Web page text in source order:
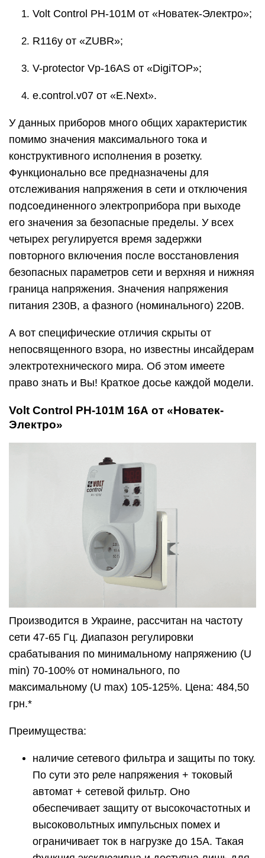
Volt Control РН-101М от «Новатек-Электро»;
R116y от «ZUBR»;
V-protector Vp-16AS от «DigiTOP»;
e.control.v07 от «E.Next».
У данных приборов много общих характеристик
помимо значения максимального тока и
конструктивного исполнения в розетку.
Функционально все предназначены для
отслеживания напряжения в сети и отключения
подсоединенного электроприбора при выходе
его значения за безопасные пределы. У всех
четырех регулируется время задержки
повторного включения после восстановления
безопасных параметров сети и верхняя и нижняя
граница напряжения. Значения напряжения
питания 230В, а фазного (номинального) 220В.
А вот специфические отличия скрыты от
непосвященного взора, но известны инсайдерам
электротехнического мира. Об этом имеете
право знать и Вы! Краткое досье каждой модели.
Volt Control РН-101М 16А от «Новатек-
Электро»
Производится в Украине, рассчитан на частоту
сети 47-65 Гц. Диапазон регулировки
срабатывания по минимальному напряжению (U
min) 70-100% от номинального, по
максимальному (U max) 105-125%. Цена: 484,50
грн.*
Преимущества:
наличие сетевого фильтра и защиты по току.
По сути это реле напряжения + токовый
автомат + сетевой фильтр. Оно
обеспечивает защиту от высокочастотных и
высоковольтных импульсных помех и
ограничивает ток в нагрузке до 15А. Такая